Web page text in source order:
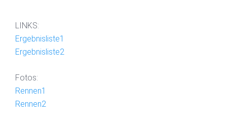
LINKS:
Ergebnisliste1
Ergebnisliste2
Fotos:
Rennen1
Rennen2